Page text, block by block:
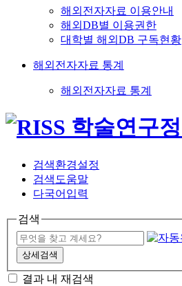
해외전자자료 이용안내
해외DB별 이용권한
대학별 해외DB 구독현황
해외전자자료 통계
해외전자자료 통계
검색환경설정
검색도움말
다국어입력
검색
상세검색
결과 내 재검색